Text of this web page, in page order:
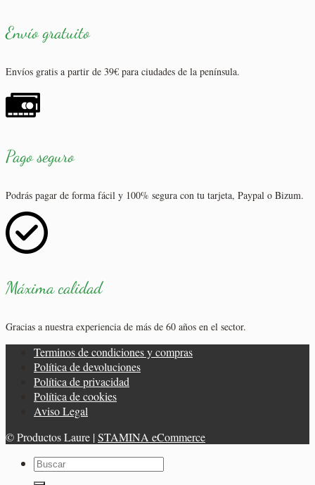
Envío gratuito
Envíos gratis a partir de 39€ para ciudades de la península.
Pago seguro
Podrás pagar de forma fácil y 100% segura con tu tarjeta, Paypal o Bizum.
Máxima calidad
Gracias a nuestra experiencia de más de 60 años en el sector.
Terminos de condiciones y compras
Política de devoluciones
Política de privacidad
Política de cookies
Aviso Legal
© Productos Laure |STAMINA eCommerce
Buscar
por: